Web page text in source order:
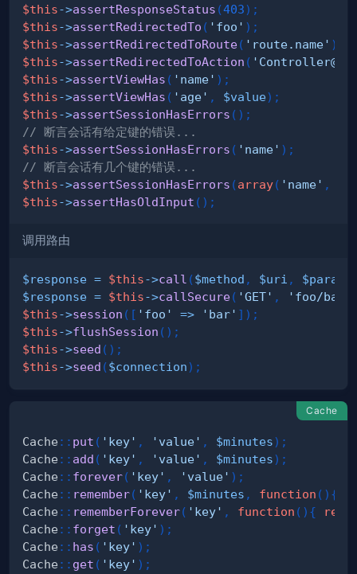
$this->assertResponseStatus (403) ;
$this->assertRedirectedTo ( 'foo' ) ;
$this->assertRedirectedToRoute( 'route.name' )
$this->assertRedirectedToAction (
$this->assertViewHas ( 'name' ) ;
$this->assertViewHas ( 'age' , $value) ;
$this->assertSessionHasErrors ( ) ;
// 断言会话有给定键的错误...
$this->assertSessionHasErrors ( 'name' ) ;
// 断言会话有几个键的错误...
$this->assertSessionHasErrors (array( 'name' ,
$this->assertHasOldInput ( ) ;
调用路由
$response = $this->call ($method , $uri ,
$response = $this->callSecure( 'GET' , 'foo/bar'
$this->session ( [ 'foo' => 'bar' ] ) ;
$this->flushSession ( ) ;
$this->seed ( ) ;
$this->seed ($connection) ;
Cache
Cache :: put ( 'key' , 'value' , $minutes) ;
Cache :: add ( 'key' , 'value' , $minutes) ;
Cache :: forever( 'key' , 'value' ) ;
Cache :: remember( 'key' , $minutes , function ( ) {
Cache :: rememberForever( 'key' , function ( ) {
Cache :: forget ( 'key' ) ;
Cache :: has ( 'key' ) ;
Cache :: get ( 'key' ) ;